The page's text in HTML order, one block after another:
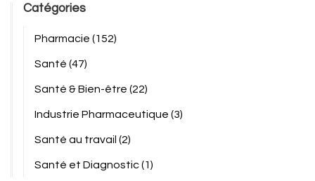
Catégories
Pharmacie (152)
Santé (47)
Santé & Bien-être (22)
Industrie Pharmaceutique (3)
Santé au travail (2)
Santé et Diagnostic(1)